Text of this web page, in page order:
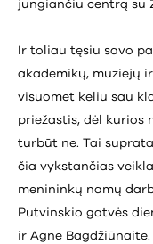
jungiančiu centrą su
Ir toliau tęsiu savo
akademikų, muziejų
visuomet keliu sau
priežastis, dėl kurios
turbūt ne. Tai
čia vykstančias
menininkų namų
Putvinskio gatvės
ir Agne Bagdžiūnaite.